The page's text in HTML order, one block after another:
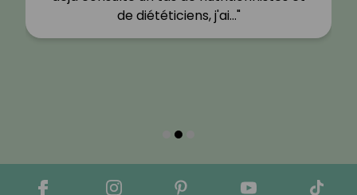
de diététiciens, j'ai…"